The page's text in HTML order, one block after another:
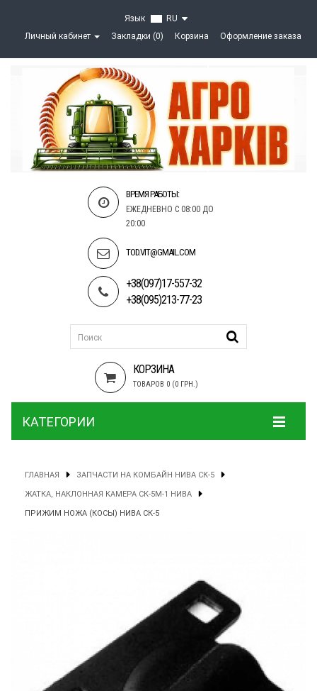
Язык
RU
Личный кабинет
Закладки (0) Корзина Оформление заказа
ВРЕМЯ РАБОТЫ:
ЕЖЕДНЕВНО С 08:00 ДО
20:00
TOD.VIT@GMAIL.COM
+38(097)17-557-32
+38(095)213-77-23
КОРЗИНА
ТОВАРОВ 0 (0 ГРН.)
КАТЕГОРИИ
ГЛАВНАЯ ЗАПЧАСТИ НА КОМБАЙН НИВА СК-5
ЖАТКА, НАКЛОННАЯ КАМЕРА СК-5М-1 НИВА
ПРИЖИМ НОЖА (КОСЫ) НИВА СК-5